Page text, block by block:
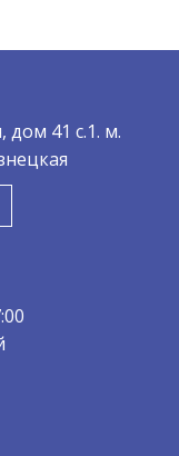
дом 41 с.1. м.